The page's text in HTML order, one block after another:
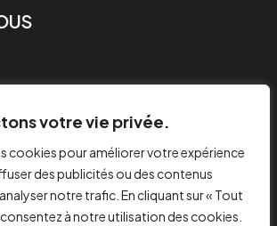
votre vie privée.
cookies pour améliorer votre expérience
des publicités ou des contenus
notre trafic. En cliquant sur « Tout
à notre utilisation des cookies.
S.A.
Espagne